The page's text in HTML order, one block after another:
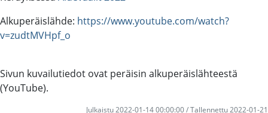
Alkuperäislähde: https://www.youtube.com/watch?
v=zudtMVHpf_o
Sivun kuvailutiedot ovat peräisin alkuperäislähteestä
(YouTube).
Julkaistu 2022-01-14 00:00:00 / Tallennettu 2022-01-21